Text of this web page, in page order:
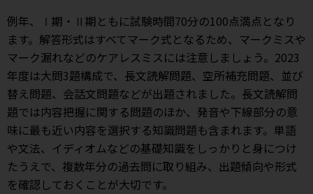
例年、Ⅰ期・Ⅱ期ともに試験時間70分の100点満点となり
ます。解答形式はすべてマーク式となるため、マークミスや
マーク漏れなどのケアレスミスには注意しましょう。2023
年度は大問3題構成で、長文読解問題、空所補充問題、並び
替え問題、会話文問題などが出題されました。長文読解問
題では内容把握に関する問題のほか、発音や下線部分の意
味に最も近い内容を選択する知識問題も含まれます。単語
や文法、イディオムなどの基礎知識をしっかりと身につけ
たうえで、複数年分の過去問に取り組み、出題傾向や形式
を確認しておくことが大切です。